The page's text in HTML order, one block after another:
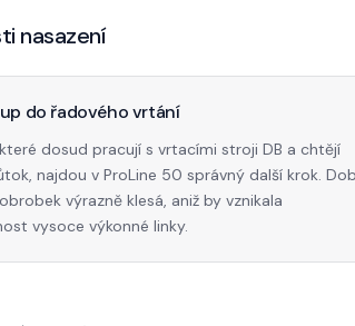
nasazení
do řadového vrtání
dosud pracují s vrtacími stroji DB a chtějí
najdou v ProLine 50 správný další krok.
výrazně klesá, aniž by vznikala
vysoce výkonné linky.